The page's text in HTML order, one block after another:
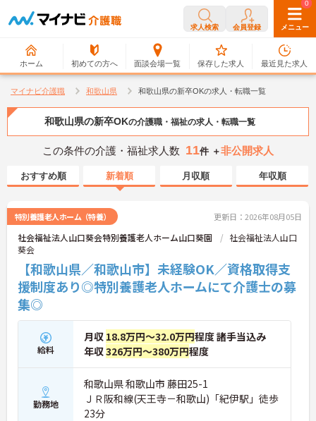
求人検索 会員登録 メニュー
ホーム 初めての方へ 面談会場一覧
0
保存した求人
0
最近見た求人
マイナビ介護職 和歌山県 和歌山県の新卒OKの求人・転職一覧
和歌山県の新卒OKの介護職・福祉の求人・転職一覧
この条件の介護・福祉求人数 11件 ＋非公開求人
おすすめ順 新着順 月収順 年収順
特別養護老人ホーム（特養） 更新日：2026年08月05日
社会福祉法人山口葵会特別養護老人ホーム山口葵園
社会福祉法人山口
葵会
【和歌山県／和歌山市】未経験OK／資格取得支
援制度あり◎特別養護老人ホームにて介護士の募
集◎
給料
月収 18.8万円～32.0万円程度 諸手当込み
年収326万円～380万円程度
勤務地
和歌山県 和歌山市 藤田25-1
ＪＲ阪和線(天王寺－和歌山)「紀伊駅」徒歩
23分